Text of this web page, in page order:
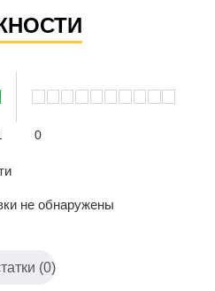
0
не обнаружены
(0)